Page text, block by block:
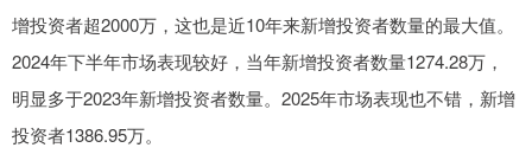
增投资者超2000万，这也是近10年来新增投资者数量的最大值。
2024年下半年市场表现较好，当年新增投资者数量1274.28万，
明显多于2023年新增投资者数量。2025年市场表现也不错，新增
投资者1386.95万。